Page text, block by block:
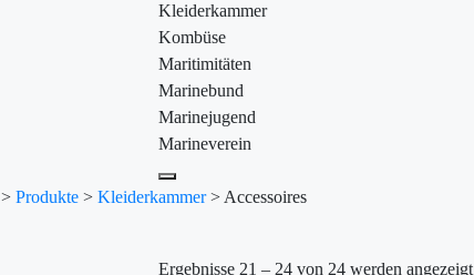
Kleiderkammer
Kombüse
Maritimitäten
Marinebund
Marinejugend
Marineverein
> Produkte > Kleiderkammer> Accessoires
Ergebnisse 21 – 24 von 24 werden angezeigt